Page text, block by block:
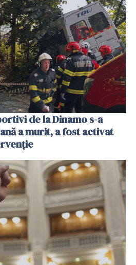
de la Dinamo s-a
a murit, a fost activat